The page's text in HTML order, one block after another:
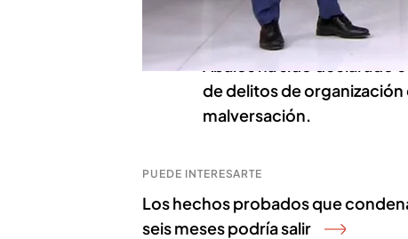
Jaume Matas y José
Ábalos ha sido declarado
de delitos de
malversación.
PUEDE INTERESARTE
Los hechos probados que
seis meses podría salir